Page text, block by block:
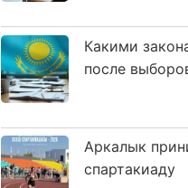
Какими
после
Аркалык
спартакиаду